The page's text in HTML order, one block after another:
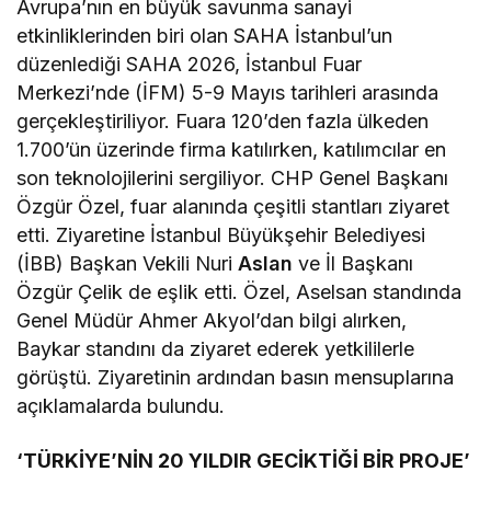
Avrupa’nın en büyük savunma sanayi
etkinliklerinden biri olan SAHA İstanbul’un
düzenlediği SAHA 2026, İstanbul Fuar
Merkezi’nde (İFM) 5-9 Mayıs tarihleri arasında
gerçekleştiriliyor. Fuara 120’den fazla ülkeden
1.700’ün üzerinde firma katılırken, katılımcılar en
son teknolojilerini sergiliyor. CHP Genel Başkanı
Özgür Özel, fuar alanında çeşitli stantları ziyaret
etti. Ziyaretine İstanbul Büyükşehir Belediyesi
(İBB) Başkan Vekili NuriAslan ve İl Başkanı
Özgür Çelik de eşlik etti. Özel, Aselsan standında
Genel Müdür Ahmer Akyol’dan bilgi alırken,
Baykar standını da ziyaret ederek yetkililerle
görüştü. Ziyaretinin ardından basın mensuplarına
açıklamalarda bulundu.
‘TÜRKİYE’NİN 20 YILDIR GECİKTİĞİ BİR PROJE’